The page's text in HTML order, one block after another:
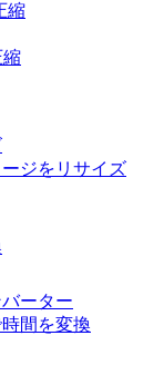
縮
縮
ジをリサイズ
ーター
間を変換